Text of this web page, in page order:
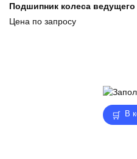
Подшипник колеса ведущего
Цена по запросу
В